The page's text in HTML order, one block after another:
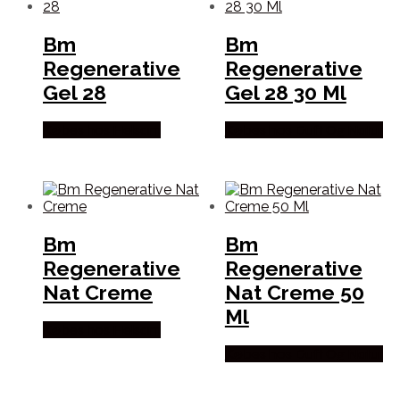
Bm
Regenerative
Gel 28
Bm
Regenerative
Gel 28 30 Ml
Bm
Regenerative
Nat Creme
Bm
Regenerative
Nat Creme 50
Ml